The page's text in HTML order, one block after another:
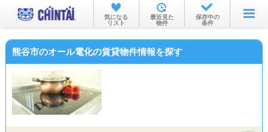
お部屋を探す
沿線・駅から
物件特集から
気になる
リスト
最近見た
物件
保存中の
条件
熊谷市のオール電化の賃貸物件情報を探す